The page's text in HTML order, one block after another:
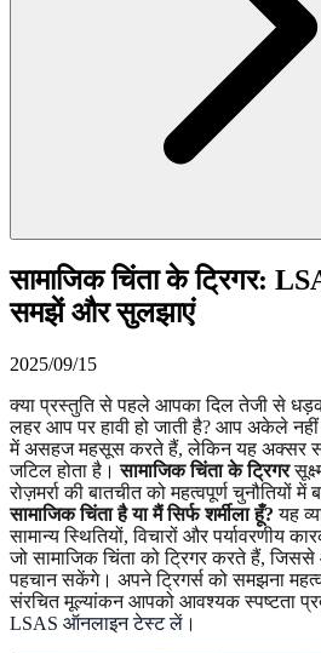
सामाजिक चिंता के ट्रिगर:
समझें और सुलझाएं
2025/09/15
क्या प्रस्तुति से पहले आपका दिल तेजी से
लहर आप पर हावी हो जाती है? आप अकेले
में असहज महसूस करते हैं, लेकिन यह अक्सर
जटिल होता है।सामाजिक चिंता के ट्रिगर
रोज़मर्रा की बातचीत को महत्वपूर्ण
सामाजिक चिंता है या मैं सिर्फ शर्मीला हूँ? यह
सामान्य स्थितियों, विचारों और पर्यावरणीय
जो सामाजिक चिंता को ट्रिगर करते हैं, जिससे
पहचान सकेंगे। अपने ट्रिगर्स को समझना
संरचित मूल्यांकन आपको आवश्यक स्पष्टता
LSAS ऑनलाइन टेस्ट लें ।